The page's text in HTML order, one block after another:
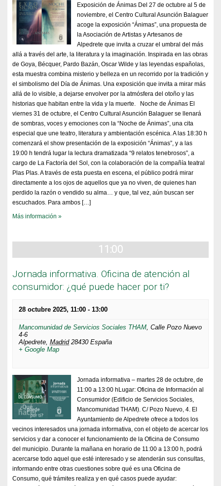
Exposición de Ánimas Del 27 de octubre al 5 de
noviembre, el Centro Cultural Asunción Balaguer
acoge la exposición “Ánimas”, una propuesta de
la Asociación de Artistas y Artesanos de
Alpedrete que invita a cruzar el umbral del más
allá a través del arte, la literatura y la imaginación. Inspirada en las obras
de Goya, Bécquer, Pardo Bazán, Oscar Wilde y las leyendas españolas,
esta muestra combina misterio y belleza en un recorrido por la tradición y
el simbolismo del Día de Ánimas. Una exposición que invita a mirar más
allá de lo visible, a dejarse envolver por la atmósfera del otoño y las
historias que habitan entre la vida y la muerte. Noche de Ánimas El
viernes 31 de octubre, el Centro Cultural Asunción Balaguer se llenará
de sombras, voces y emociones con la “Noche de Ánimas”, una cita
especial que une teatro, literatura y ambientación escénica. A las 18:30 h
comenzará el show presentación de la exposición “Ánimas”, y a las
19:00 h tendrá lugar la lectura dramatizada “9 relatos tenebrosos”, a
cargo de La Factoría del Sol, con la colaboración de la compañía teatral
Plas Plas. A través de esta puesta en escena, el público podrá mirar
directamente a los ojos de aquellos que ya no viven, de quienes han
perdido la razón o vendido su alma… y que, tal vez, aún buscan ser
escuchados. Para ambos […]
Más información »
11:00
Jornada informativa. Oficina de atención al
consumidor: ¿qué puede hacer por ti?
28 octubre 2025, 11:00 - 13:00
Mancomunidad de Servicios Sociales THAM, Calle Pozo Nuevo
4-6
Alpedrete, Madrid 28430 España
+ Google Map
Jornada informativa – martes 28 de octubre, de
11:00 a 13:00 hLugar: Oficina de Información al
Consumidor (Edificio de Servicios Sociales,
Mancomunidad THAM). C/ Pozo Nuevo, 4. El
Ayuntamiento de Alpedrete ofrece a todos los
vecinos interesados una jornada informativa, con el objeto de acercar los
servicios y dar a conocer el funcionamiento de la Oficina de Consumo
del municipio. Durante la mañana en horario de 11:00 a 13:00 h, podrá
acercarse todo aquel que esté interesado y se atenderán sus consultas,
informando entre otras cuestiones sobre qué es una Oficina de
Consumo, qué trámites realiza y en qué casos puede ayudar: